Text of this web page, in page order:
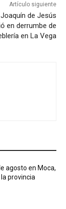
Artículo siguiente
de Jesús
en derrumbe de
en La Vega
agosto en Moca,
provincia